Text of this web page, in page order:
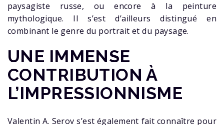
paysagiste russe, ou encore à la peinture
mythologique. Il s’est d’ailleurs distingué en
combinant le genre du portrait et du paysage.
UNE IMMENSE
CONTRIBUTION À
L’IMPRESSIONNISME
Valentin A. Serov s’est également fait connaître pour